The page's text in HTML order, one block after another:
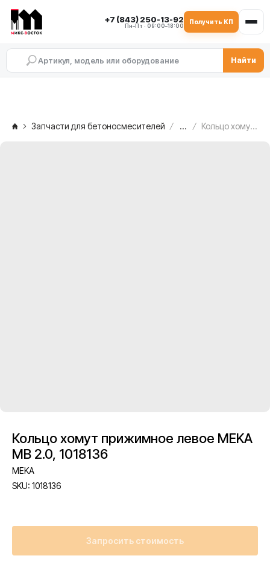
+7 (843) 250-13-92
Пн–Пт · 09:00–18:00
Получить КП
Найти
Запчасти для бетоносмесителей ... Кольцо хомут прижимное левое MEKA MB 2.0, 1018136
Кольцо хомут прижимное левое MEKA
MB 2.0, 1018136
MEKA
SKU: 1018136
Запросить стоимость